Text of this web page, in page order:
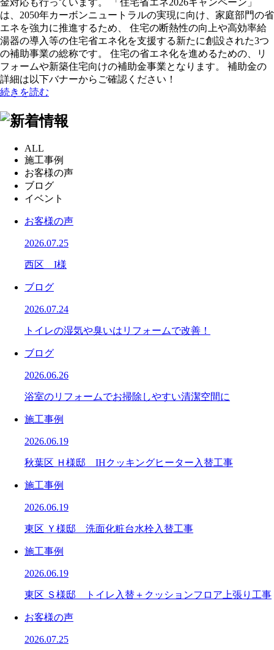
金対応も行っています。 「住宅省エネ2026キャンペーン」
は、2050年カーボンニュートラルの実現に向け、家庭部門の省
エネを強力に推進するため、 住宅の断熱性の向上や高効率給
湯器の導入等の住宅省エネ化を支援する新たに創設された3つ
の補助事業の総称です。 住宅の省エネ化を進めるための、リ
フォームや新築住宅向けの補助金事業となります。 補助金の
詳細は以下バナーからご確認ください！
続きを読む
ALL
施工事例
お客様の声
ブログ
イベント
お客様の声
2026.07.25
西区 I様
ブログ
2026.07.24
トイレの湿気や臭いはリフォームで改善！
ブログ
2026.06.26
浴室のリフォームでお掃除しやすい清潔空間に
施工事例
2026.06.19
秋葉区 Ｈ様邸 IHクッキングヒーター入替工事
施工事例
2026.06.19
東区 Ｙ様邸 洗面化粧台水栓入替工事
施工事例
2026.06.19
東区 Ｓ様邸 トイレ入替＋クッションフロア上張り工事
お客様の声
2026.07.25